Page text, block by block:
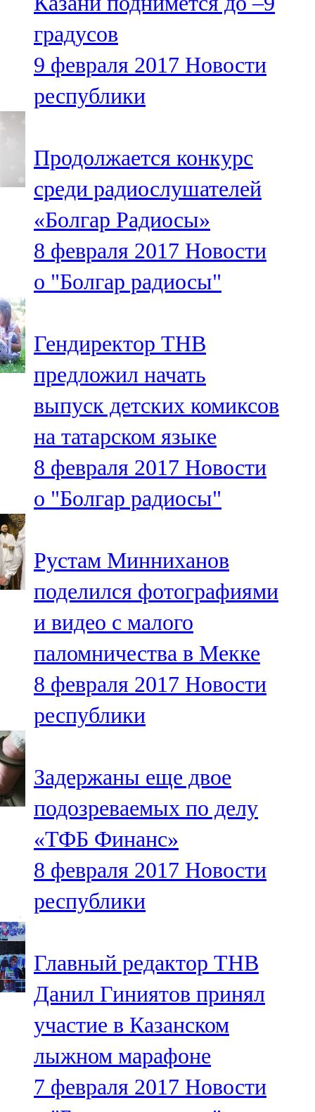
71,51 FM
Кукмара
107,9 FM
Лениногорский
Мамадыш
106,2 FM
Минзәлә
107,3 FM
Мөслим
Нурлат
104,7 FM
Олы Әтнә
71,42 FM
Сарман
107,8 FM
106,1 FM
Түбән Кама
102,6 FM
Чирмешән
107,7 FM
Чистай
Чүпрәле
91,0 FM
Шәмәрдән
102,3 FM
Яңа чишмә
Яр Чаллы
105,5 FM
градусов
9 февраля 2017 Новости
республики
Продолжается конкурс
среди радиослушателей
«Болгар Радиосы»
8 февраля 2017 Новости
о "Болгар радиосы"
Гендиректор ТНВ
предложил начать
выпуск детских комиксов
на татарском языке
8 февраля 2017 Новости
о "Болгар радиосы"
Рустам Минниханов
поделился фотографиями
и видео с малого
паломничества в Мекке
8 февраля 2017 Новости
республики
Задержаны еще двое
подозреваемых по делу
«ТФБ Финанс»
8 февраля 2017 Новости
республики
Главный редактор ТНВ
Данил Гиниятов принял
участие в Казанском
лыжном марафоне
7 февраля 2017 Новости